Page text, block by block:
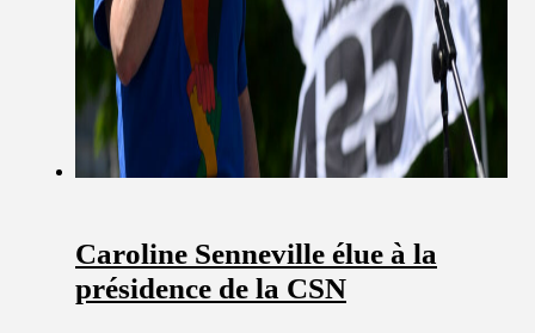
Caroline Senneville élue à la
présidence de la CSN